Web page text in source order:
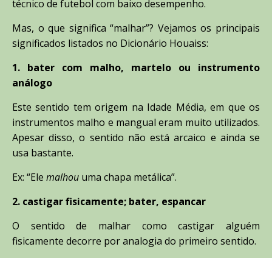
técnico de futebol com baixo desempenho.
Mas, o que significa “malhar”? Vejamos os principais
significados listados no Dicionário Houaiss:
1. bater com malho, martelo ou instrumento
análogo
Este sentido tem origem na Idade Média, em que os
instrumentos malho e mangual eram muito utilizados.
Apesar disso, o sentido não está arcaico e ainda se
usa bastante.
Ex: “Ele malhou uma chapa metálica”.
2. castigar fisicamente; bater, espancar
O sentido de malhar como castigar alguém
fisicamente decorre por analogia do primeiro sentido.